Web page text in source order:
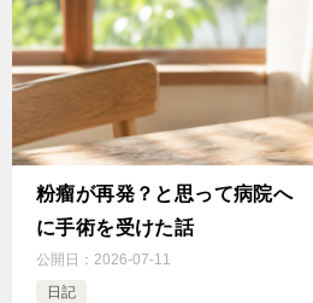
粉瘤が再発？と思って病院へ
に手術を受けた話
公開日： 2026-07-11
日記